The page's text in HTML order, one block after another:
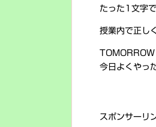
たった1文字
授業内で正し
今日よくやっ
スポンサーリ